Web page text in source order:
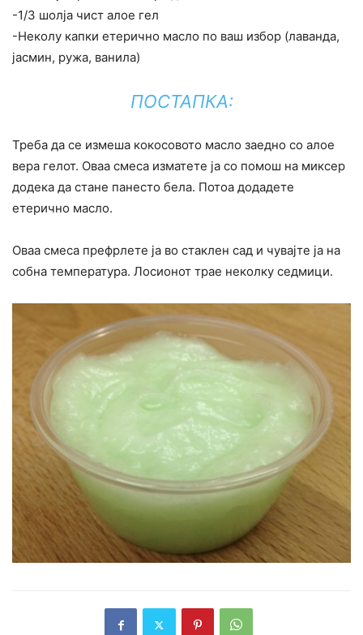
-1/3 шолја чист алое гел
-Неколу капки етерично масло по ваш избор (лаванда,
јасмин, ружа, ванила)
ПОСТАПКА:
Треба да се измеша кокосовото масло заедно со алое
вера гелот. Оваа смеса изматете ја со помош на миксер
додека да стане панесто бела. Потоа додадете
етерично масло.
Оваа смеса префрлете ја во стаклен сад и чувајте ја на
собна температура. Лосионот трае неколку седмици.